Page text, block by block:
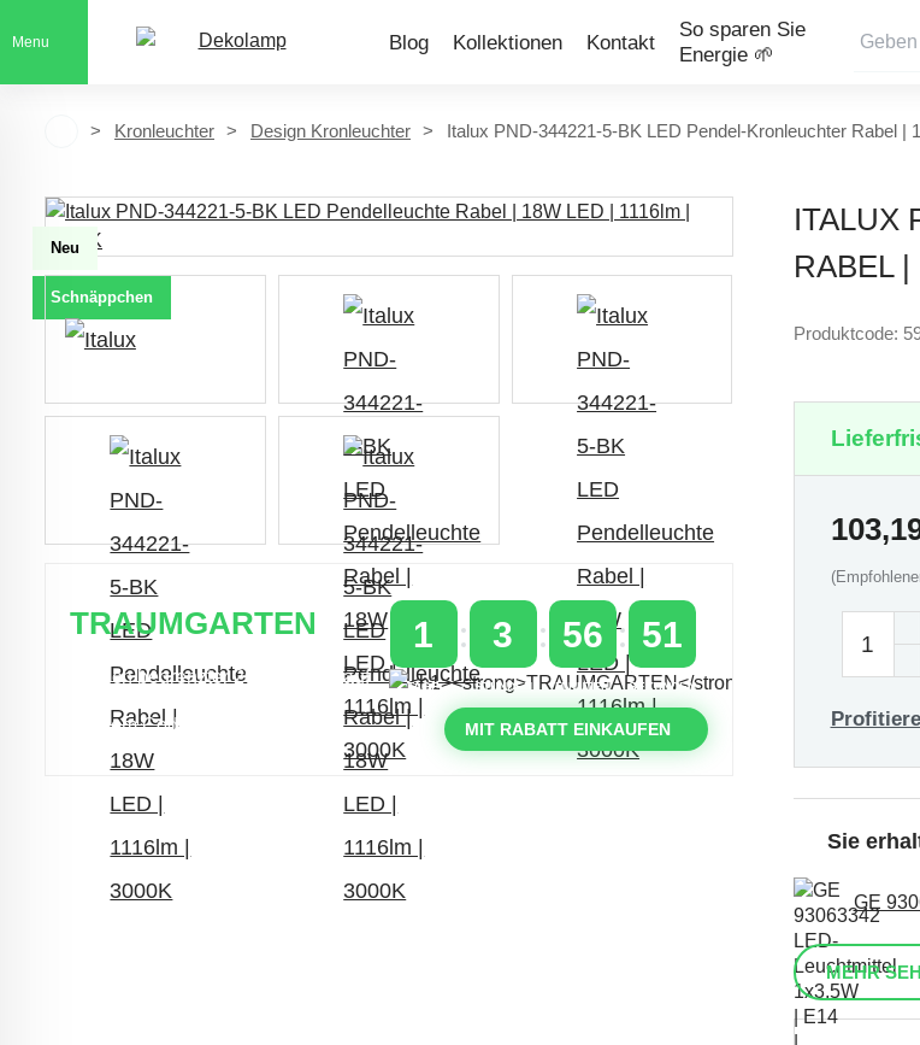
Menu Blog Kollektionen Kontakt
So sparen Sie
Energie 🌱
Kronleuchter Design Kronleuchter Italux PND-344221-5-BK LED Pendel-Kronleuchter Rabel |
ITALUX
RABEL
Neu
Schnäppchen
TRAUMGARTEN
Zeitlich begrenzter 20 % Rabatt auf
mit dem Code: VIP20DE
1
TAGE
3
STUNDEN
56
MINUTEN
50
SEKUNDEN
MIT RABATT EINKAUFEN
Produktcode:
Sie
GE
MEHR